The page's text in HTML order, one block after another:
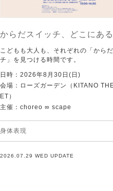
からだスイッチ、どこにある
こどもも大人も、それぞれの「から
チ」を見つける時間です。
日時：2026年8月30日(日)
会場：ローズガーデン（KITANO
ET）
主催：choreo ∞ scape
身体表現
2026.07.29 WED UPDATE